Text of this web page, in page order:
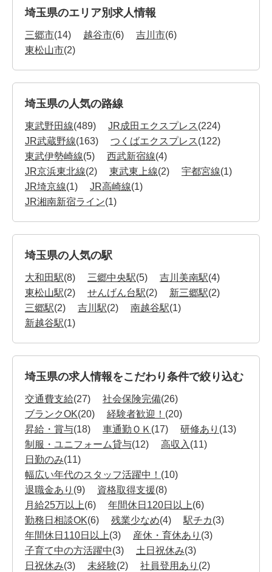
埼玉県のエリア別求人情報
三郷市(14) 越谷市(6) 吉川市(6)
東松山市(2)
埼玉県の人気の路線
東武野田線(489) JR成田エクスプレス(224)
JR武蔵野線(163) つくばエクスプレス(122)
東武伊勢崎線(5) 西武新宿線(4)
JR京浜東北線(2) 東武東上線(2) 宇都宮線(1)
JR埼京線(1) JR高崎線(1)
JR湘南新宿ライン(1)
埼玉県の人気の駅
大和田駅(8) 三郷中央駅(5) 吉川美南駅(4)
東松山駅(2) せんげん台駅(2) 新三郷駅(2)
三郷駅(2) 吉川駅(2) 南越谷駅(1)
新越谷駅(1)
埼玉県の求人情報をこだわり条件で絞り込む
交通費支給(27) 社会保険完備(26)
ブランクOK(20) 経験者歓迎！ (20)
昇給・賞与(18) 車通勤ＯＫ (17) 研修あり (13)
制服・ユニフォーム貸与(12) 高収入 (11)
日勤のみ(11)
幅広い年代のスタッフ活躍中！ (10)
退職金あり (9) 資格取得支援(8)
月給25万以上(6) 年間休日120日以上(6)
勤務日相談OK(6) 残業少なめ(4) 駅チカ(3)
年間休日110日以上(3) 産休・育休あり (3)
子育て中の方活躍中(3) 土日祝休み(3)
日祝休み(3) 未経験(2) 社員登用あり (2)